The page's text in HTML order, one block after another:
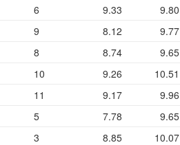
6 9.33 9.80
9 8.12 9.77
8 8.74 9.65
10 9.26 10.51
11 9.17 9.96
5 7.78 9.65
3 8.85 10.07